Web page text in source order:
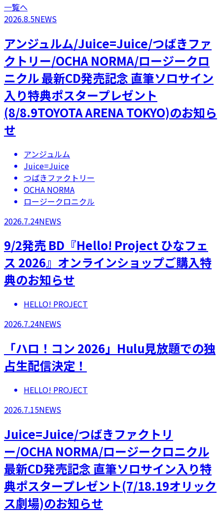
一覧へ
2026.8.5NEWS
アンジュルム/Juice=Juice/つばきファ
クトリー/OCHA NORMA/ロージークロ
ニクル 最新CD発売記念 直筆ソロサイン
入り特典ポスタープレゼント
(8/8.9TOYOTA ARENA TOKYO)のお知ら
せ
アンジュルム
Juice=Juice
つばきファクトリー
OCHA NORMA
ロージークロニクル
2026.7.24NEWS
9/2発売 BD『Hello! Project ひなフェ
ス 2026』オンラインショップご購入特
典のお知らせ
HELLO! PROJECT
2026.7.24NEWS
「ハロ！コン 2026」Hulu見放題での独
占生配信決定！
HELLO! PROJECT
2026.7.15NEWS
Juice=Juice/つばきファクトリ
ー/OCHA NORMA/ロージークロニクル
最新CD発売記念 直筆ソロサイン入り特
典ポスタープレゼント(7/18.19オリック
ス劇場)のお知らせ